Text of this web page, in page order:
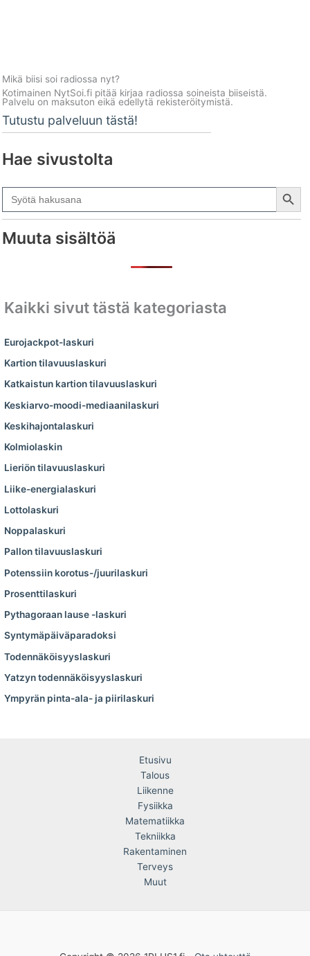
Mikä biisi soi radiossa nyt?
Kotimainen NytSoi.fi pitää kirjaa radiossa soineista biiseistä.
Palvelu on maksuton eikä edellytä rekisteröitymistä.
Tutustu palveluun tästä!
Hae sivustolta
Search
for:
Search Button
Muuta sisältöä
Kaikki sivut tästä kategoriasta
Eurojackpot-laskuri
Kartion tilavuuslaskuri
Katkaistun kartion tilavuuslaskuri
Keskiarvo-­moodi-­mediaani­laskuri
Keskihajontalaskuri
Kolmiolaskin
Lieriön tilavuuslaskuri
Liike-energialaskuri
Lottolaskuri
Noppalaskuri
Pallon tilavuuslaskuri
Potenssiin korotus-/juurilaskuri
Prosenttilaskuri
Pythagoraan lause -laskuri
Syntymäpäiväparadoksi
Todennäköisyyslaskuri
Yatzyn todennäköisyyslaskuri
Ympyrän pinta-ala- ja piirilaskuri
Etusivu
Talous
Liikenne
Fysiikka
Matematiikka
Tekniikka
Rakentaminen
Terveys
Muut